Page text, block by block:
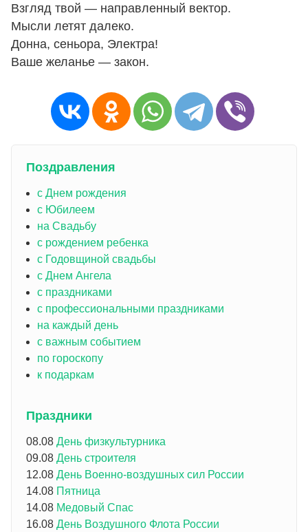
Взгляд твой — направленный вектор.
Мысли летят далеко.
Донна, сеньора, Электра!
Ваше желанье — закон.
Поздравления
с Днем рождения
с Юбилеем
на Свадьбу
с рождением ребенка
с Годовщиной свадьбы
с Днем Ангела
с праздниками
с профессиональными праздниками
на каждый день
с важным событием
по гороскопу
к подаркам
Праздники
08.08 День физкультурника
09.08 День строителя
12.08 День Военно-воздушных сил России
14.08 Пятница
14.08 Медовый Спас
16.08 День Воздушного Флота России